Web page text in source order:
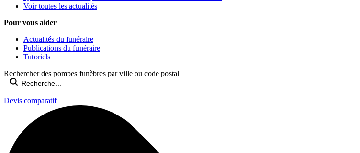
Voir toutes les actualités
Pour vous aider
Actualités du funéraire
Publications du funéraire
Tutoriels
Rechercher des pompes funèbres par ville ou code postal
Devis comparatif